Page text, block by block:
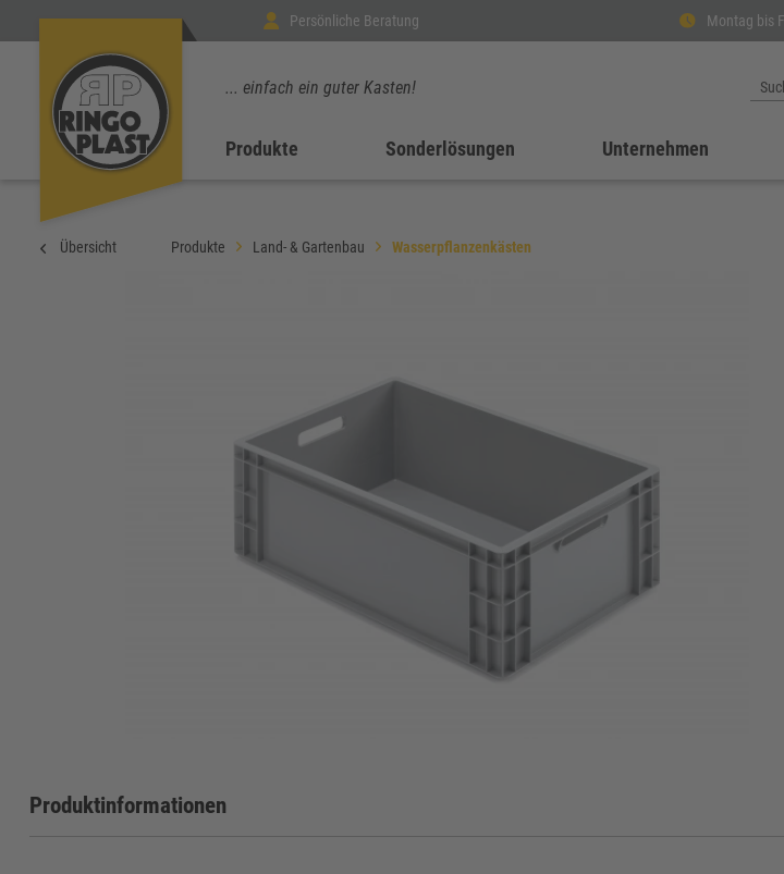
Persönliche Beratung Montag bis
... einfach ein guter Kasten!
Produkte Sonderlösungen Unternehmen
Übersicht Produkte Land- & Gartenbau Wasserpflanzenkästen
Produktinformationen